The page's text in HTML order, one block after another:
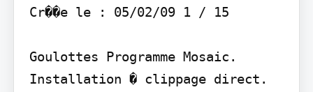
Cr��e le : 05/02/09 1 / 15
Goulottes Programme Mosaic.
Installation � clippage direct.